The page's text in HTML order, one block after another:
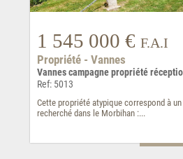
1 545 000 €F.A.I
Propriété - Vannes
Vannes campagne propriété
Ref: 5013
Cette propriété atypique correspond à
recherché dans le Morbihan :...